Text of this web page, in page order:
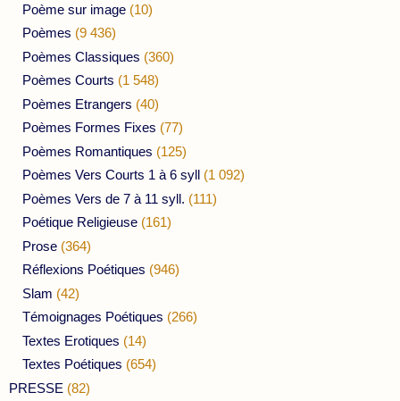
Poème sur image (10)
Poèmes (9 436)
Poèmes Classiques (360)
Poèmes Courts (1 548)
Poèmes Etrangers (40)
Poèmes Formes Fixes (77)
Poèmes Romantiques (125)
Poèmes Vers Courts 1 à 6 syll (1 092)
Poèmes Vers de 7 à 11 syll. (111)
Poétique Religieuse (161)
Prose (364)
Réflexions Poétiques (946)
Slam (42)
Témoignages Poétiques (266)
Textes Erotiques (14)
Textes Poétiques (654)
PRESSE (82)